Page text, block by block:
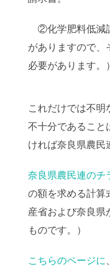
②化学肥料低減
がありますので、
必要があります
これだけでは不明
不十分であること
ければ奈良県農民
奈良県農民連のチ
の額を求める計算
産省および奈良県
ものです。）
こちらのページに